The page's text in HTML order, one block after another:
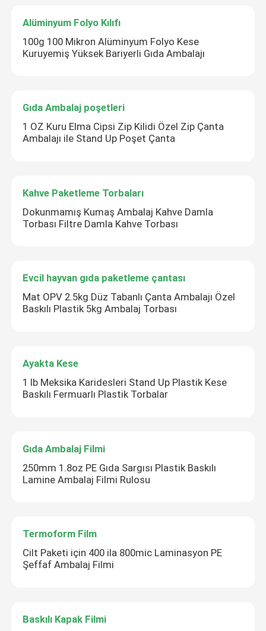
Alüminyum Folyo Kılıfı
100g 100 Mikron Alüminyum Folyo Kese
Kuruyemiş Yüksek Bariyerli Gıda Ambalajı
Gıda Ambalaj poşetleri
1 OZ Kuru Elma Cipsi Zip Kilidi Özel Zip Çanta
Ambalajı ile Stand Up Poşet Çanta
Kahve Paketleme Torbaları
Dokunmamış Kumaş Ambalaj Kahve Damla
Torbası Filtre Damla Kahve Torbası
Evcil hayvan gıda paketleme çantası
Mat OPV 2.5kg Düz Tabanlı Çanta Ambalajı Özel
Baskılı Plastik 5kg Ambalaj Torbası
Ayakta Kese
1 lb Meksika Karidesleri Stand Up Plastik Kese
Baskılı Fermuarlı Plastik Torbalar
Gıda Ambalaj Filmi
250mm 1.8oz PE Gıda Sargısı Plastik Baskılı
Lamine Ambalaj Filmi Rulosu
Termoform Film
Cilt Paketi için 400 ila 800mic Laminasyon PE
Şeffaf Ambalaj Filmi
Baskılı Kapak Filmi